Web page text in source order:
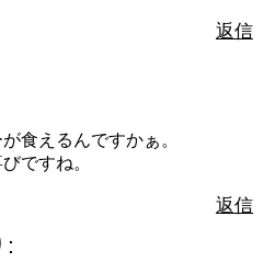
返信
食えるんですかぁ。
ですね。
返信
: